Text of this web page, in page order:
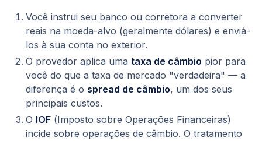
Você instrui seu banco ou corretora a converter
reais na moeda-alvo (geralmente dólares) e enviá-
los à sua conta no exterior.
O provedor aplica uma taxa de câmbio pior para
você do que a taxa de mercado "verdadeira" — a
diferença é o spread de câmbio, um dos seus
principais custos.
O IOF (Imposto sobre Operações Financeiras)
incide sobre operações de câmbio. O tratamento